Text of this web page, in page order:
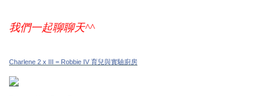
我們一起聊聊天^^
Charlene 2 x III = Robbie IV 育兒與實驗廚房